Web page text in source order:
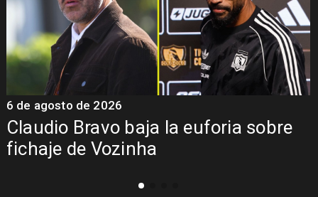
Presentación de Vozinha en Colo
Colo: Fecha, Estadio y Contrato
5 de agosto de 2026